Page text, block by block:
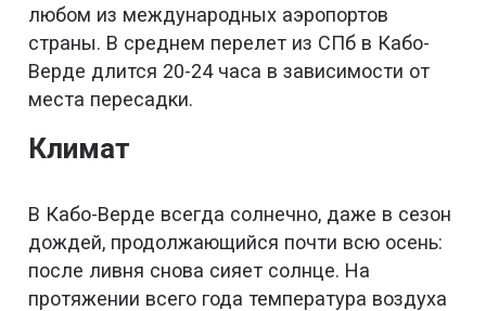
любом из международных аэропортов
страны. В среднем перелет из СПб в Кабо-
Верде длится 20-24 часа в зависимости от
места пересадки.
Климат
В Кабо-Верде всегда солнечно, даже в сезон
дождей, продолжающийся почти всю осень:
после ливня снова сияет солнце. На
протяжении всего года температура воздуха